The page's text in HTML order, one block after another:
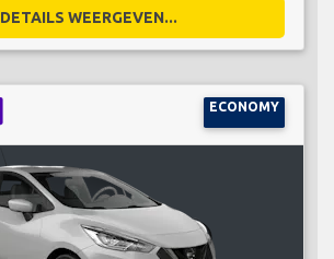
DETAILS WEERGEVEN...
ECONOMY